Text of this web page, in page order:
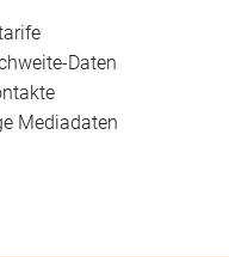
Daten
Mediadaten